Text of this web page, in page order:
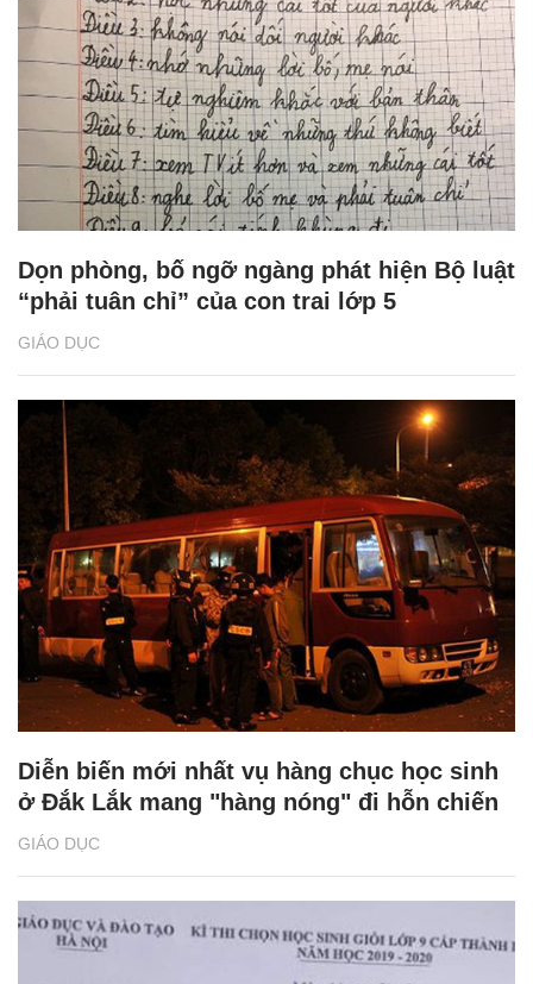
GIÁO DỤC
Dọn phòng, bố ngỡ ngàng phát hiện Bộ luật
“phải tuân chỉ” của con trai lớp 5
GIÁO DỤC
Diễn biến mới nhất vụ hàng chục học sinh
ở Đắk Lắk mang "hàng nóng" đi hỗn chiến